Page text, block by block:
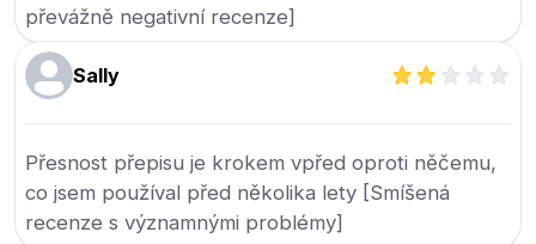
převážně negativní recenze]
Sally
Přesnost přepisu je krokem vpřed oproti něčemu,
co jsem používal před několika lety [Smíšená
recenze s významnými problémy]